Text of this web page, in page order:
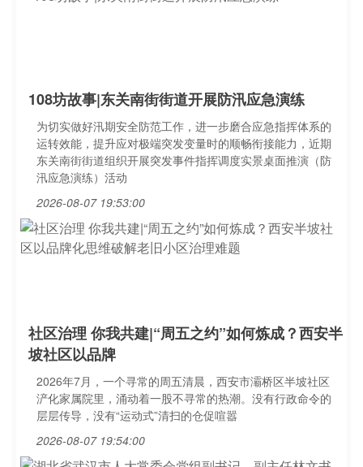
108坊故事|东关南街街道开展防汛应急演练
为切实做好汛期安全防范工作，进一步磨合应急指挥体系的
运转效能，提升应对极端突发变量时的顺畅衔接能力，近期
东关南街街道组织开展突发事件指挥调度实景桌面推演（防
汛应急演练）活动
2026-08-07 19:53:00
社区治理 你我共建|“周五之约”如何炼成？西安半
坡社区以品牌
2026年7月，一个寻常的周五清晨，西安市灞桥区半坡社区
浐化家属院里，涌动着一股不寻常的热潮。没有行政命令的
层层传导，没有“运动式”清扫的仓促喧嚣
2026-08-07 19:54:00